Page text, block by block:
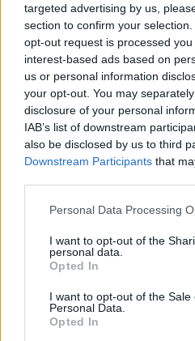
targeted advertising by us,
section to confirm your
opt-out request is processed
interest-based ads based on
us or personal information
your opt-out. You may
disclosure of your personal
IAB’s list of downstream
also be disclosed by us to third
Downstream Participants that
Please note that this website/
not limited to your visit or usage
grant or deny consent to Google
use your data for below
consent section.
Personal Data Processing
I want to opt-out of the
personal data.
Opted In
I want to opt-out of the Sale
Personal Data.
Opted In
Látványos
Flórián téri
AJÁNLJUK MÉG
Aktuális
Paks II.: Mit jelent az 5. blokk